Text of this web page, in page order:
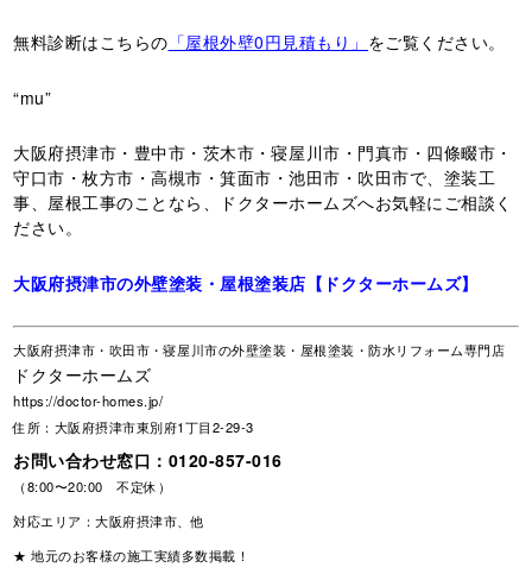
無料診断はこちらの 「屋根外壁0円見積もり」 をご覧ください。
“mu”
大阪府摂津市・豊中市・茨木市・寝屋川市・門真市・四條畷市・
守口市・枚方市・高槻市・箕面市・池田市・吹田市で、塗装工
事、屋根工事のことなら、ドクターホームズへお気軽にご相談く
ださい。
大阪府摂津市の外壁塗装・屋根塗装店【ドクターホームズ】
大阪府摂津市・吹田市・寝屋川市の外壁塗装・屋根塗装・防水リフォーム専門店
ドクターホームズ
https://doctor-homes.jp/
住所：大阪府摂津市東別府1丁目2-29-3
お問い合わせ窓口： 0120-857-016
（8:00〜20:00 不定休）
対応エリア：大阪府摂津市、他
★ 地元のお客様の施工実績多数掲載！